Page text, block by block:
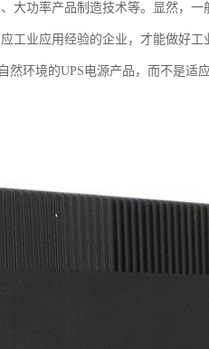
功率产品制造技术等。显然，一
业应用经验的企业，才能做好工
然环境的UPS电源产品，而不是适